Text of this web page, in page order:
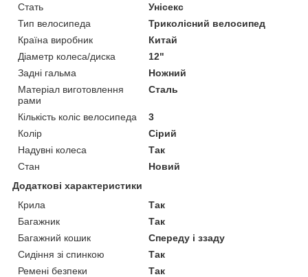
Стать
Унісекс
Тип велосипеда
Триколісний велосипед
Країна виробник
Китай
Діаметр колеса/диска
12"
Задні гальма
Ножний
Матеріал виготовлення
рами
Сталь
Кількість коліс велосипеда
3
Колір
Сірий
Надувні колеса
Так
Стан
Новий
Додаткові характеристики
Крила
Так
Багажник
Так
Багажний кошик
Спереду і ззаду
Сидіння зі спинкою
Так
Ремені безпеки
Так